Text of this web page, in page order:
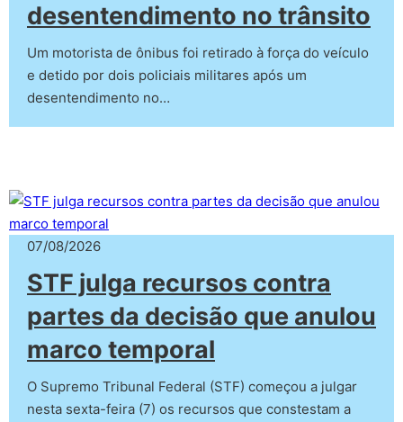
desentendimento no trânsito
Um motorista de ônibus foi retirado à força do veículo
e detido por dois policiais militares após um
desentendimento no…
07/08/2026
STF julga recursos contra
partes da decisão que anulou
marco temporal
O Supremo Tribunal Federal (STF) começou a julgar
nesta sexta-feira (7) os recursos que constestam a